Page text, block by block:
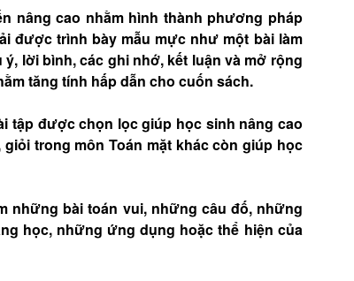
nâng cao nhằm hình thành phương pháp
được trình bày mẫu mực như một bài làm
lời bình, các ghi nhớ, kết luận và mở rộng
tăng tính hấp dẫn cho cuốn sách.
tập được chọn lọc giúp học sinh nâng cao
trong môn Toán mặt khác còn giúp học
những bài toán vui, những câu đố, những
học, những ứng dụng hoặc thể hiện của